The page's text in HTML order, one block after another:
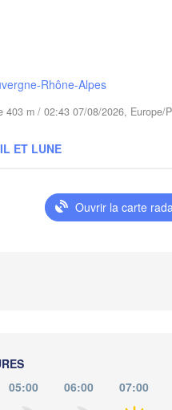
Rhône-Alpes
403 m / 02:43 07/08/2026, Europe/
ET LUNE
Ouvrir la carte
05:00 06:00 07:00
Wrocław
Góra
Zagreb